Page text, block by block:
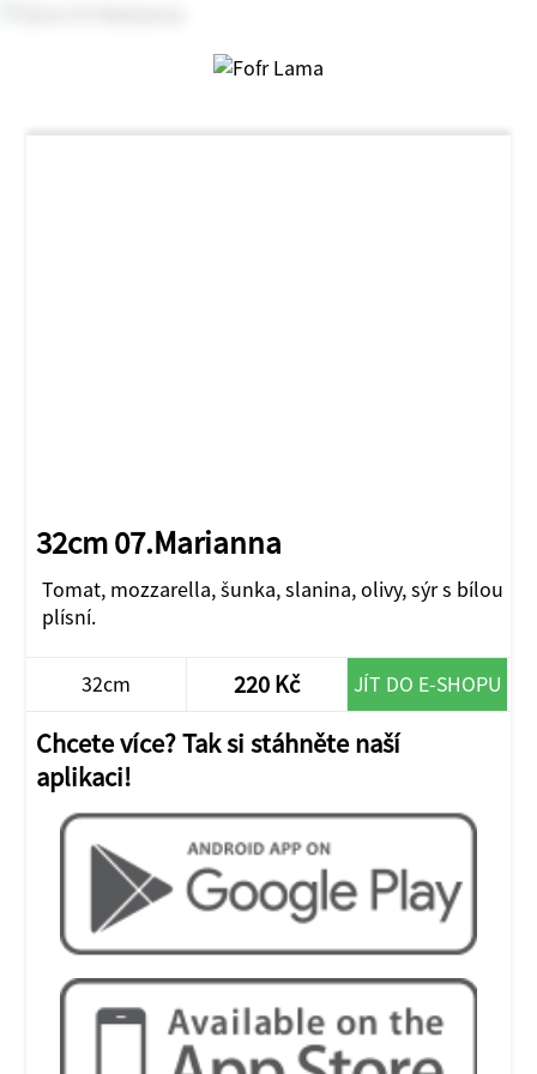
32cm 07.Marianna
Tomat, mozzarella, šunka, slanina, olivy, sýr s bílou
plísní.
32cm 220 Kč JÍT DO E-SHOPU
Chcete více? Tak si stáhněte naší
aplikaci!